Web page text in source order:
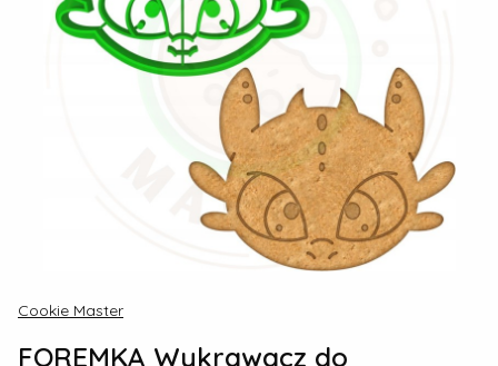
Cookie Master
FOREMKA Wykrawacz do